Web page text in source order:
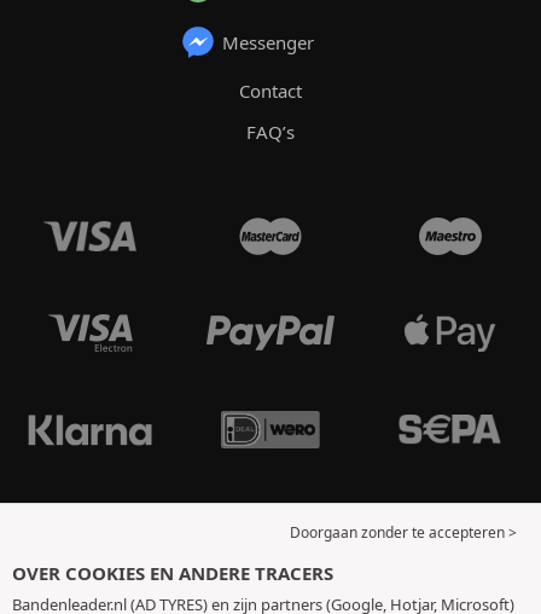
Messenger
Contact
FAQ’s
Doorgaan zonder te accepteren >
OVER COOKIES EN ANDERE TRACERS
Bandenleader.nl (AD TYRES) en zijn partners (Google, Hotjar, Microsoft)